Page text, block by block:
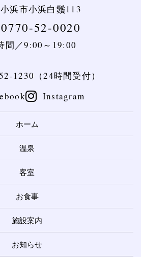
浜市小浜白鬚113
52-0020
間／9:00～19:00
1230（24時間受付）
Instagram
ホーム
温泉
客室
お食事
施設案内
お知らせ